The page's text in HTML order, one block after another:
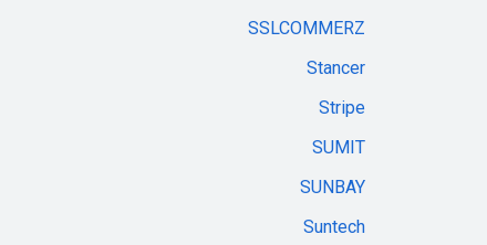
SSLCOMMERZ
Stancer
Stripe
SUMIT
SUNBAY
Suntech